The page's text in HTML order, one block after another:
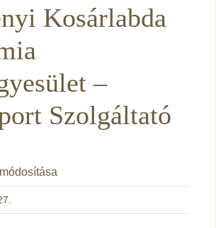
Kosárlabda
–
Szolgáltató